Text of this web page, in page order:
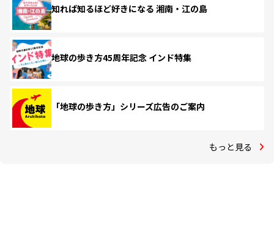
知れば知るほど好きになる 湘南・江の島
地球の歩き方45周年記念 インド特集
「地球の歩き方」シリーズ広告のご案内
もっと見る